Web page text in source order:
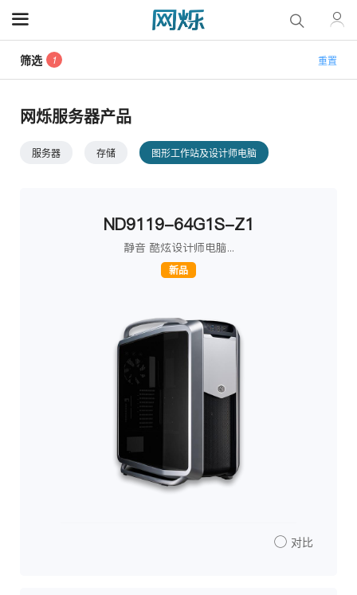
网烁服务器产品
服务器 存储 图形工作站及设计师电脑
筛选 1 重置
ND9119-64G1S-Z1
静音 酷炫设计师电脑...
新品
对比